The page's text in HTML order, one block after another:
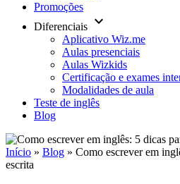
Promoções
Diferenciais keyboard_arrow_down
Aplicativo Wiz.me
Aulas presenciais
Aulas Wizkids
Certificação e exames
Modalidades de aula
Teste de inglês
Blog
Início » Blog » Como escrever em
escrita